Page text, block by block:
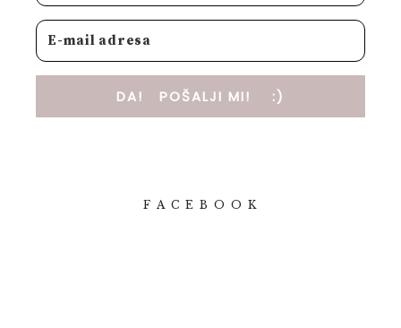
DA! POŠALJI MI! :)
F A C E B O O K